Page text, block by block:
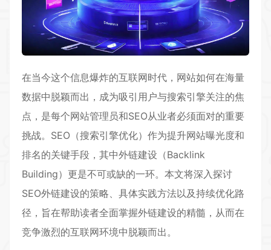
在当今这个信息爆炸的互联网时代，网站如何在海量
数据中脱颖而出，成为吸引用户与搜索引擎关注的焦
点，是每个网站管理员和SEO从业者必须面对的重要
挑战。SEO（搜索引擎优化）作为提升网站曝光度和
排名的关键手段，其中外链建设 （Backlink
Building）更是不可或缺的一环。本文将深入探讨
SEO外链建设的策略、具体实践方法以及持续优化路
径，旨在帮助读者全面掌握外链建设的精髓，从而在
竞争激烈的互联网环境中脱颖而出。